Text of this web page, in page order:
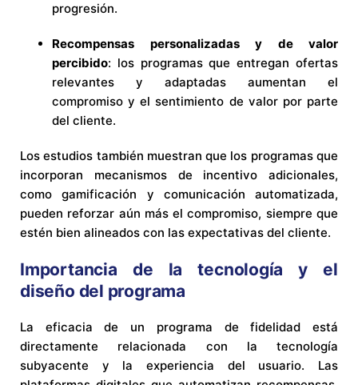
progresión.
Recompensas personalizadas y de valor
percibido: los programas que entregan ofertas
relevantes y adaptadas aumentan el
compromiso y el sentimiento de valor por parte
del cliente.
Los estudios también muestran que los programas que
incorporan mecanismos de incentivo adicionales,
como gamificación y comunicación automatizada,
pueden reforzar aún más el compromiso, siempre que
estén bien alineados con las expectativas del cliente.
Importancia de la tecnología y el
diseño del programa
La eficacia de un programa de fidelidad está
directamente relacionada con la tecnología
subyacente y la experiencia del usuario. Las